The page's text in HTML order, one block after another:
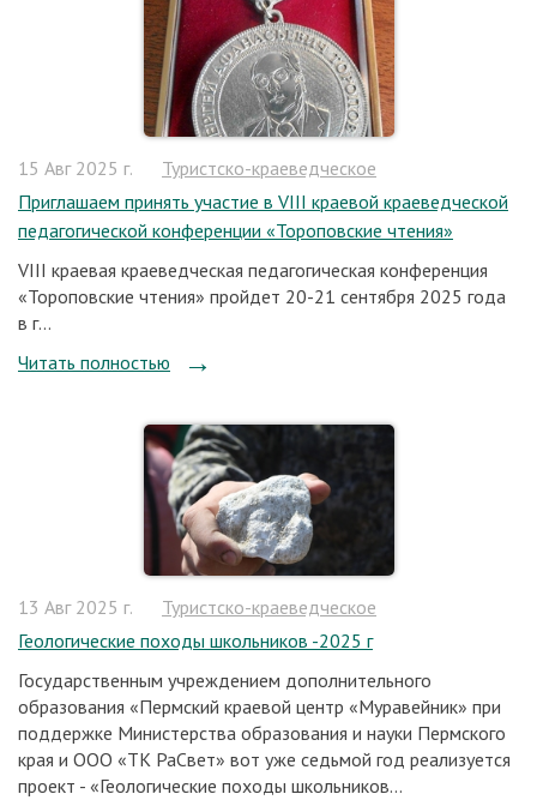
15 Авг 2025 г.
Туристско-краеведческое
Приглашаем принять участие в VIII краевой краеведческой
педагогической конференции «Тороповские чтения»
VIII краевая краеведческая педагогическая конференция
«Тороповские чтения» пройдет 20-21 сентября 2025 года
в г...
Читать полностью
13 Авг 2025 г.
Туристско-краеведческое
Геологические походы школьников -2025 г
Государственным учреждением дополнительного
образования «Пермский краевой центр «Муравейник» при
поддержке Министерства образования и науки Пермского
края и ООО «ТК РаСвет» вот уже седьмой год реализуется
проект - «Геологические походы школьников...